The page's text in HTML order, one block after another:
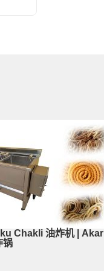
Chakli 油炸机 | Akar
锅